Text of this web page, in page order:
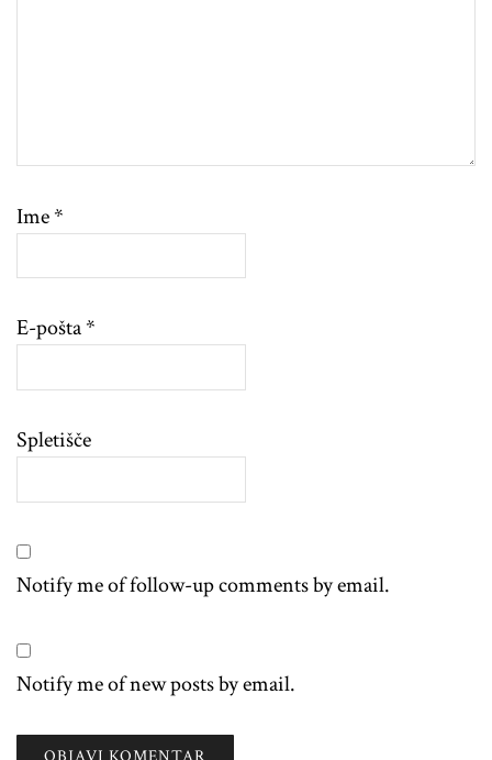
Ime*
E-pošta*
Spletišče
Notify me of follow-up comments by email.
Notify me of new posts by email.